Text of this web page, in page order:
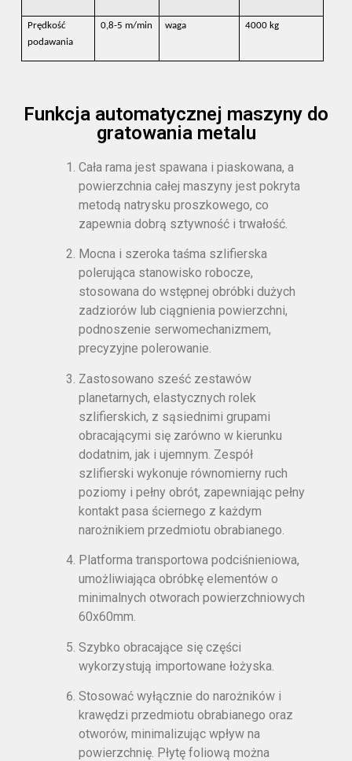
Prędkość
podawania
0,8-5 m/min waga 4000 kg
Funkcja automatycznej maszyny do
gratowania metalu
Cała rama jest spawana i piaskowana, a
powierzchnia całej maszyny jest pokryta
metodą natrysku proszkowego, co
zapewnia dobrą sztywność i trwałość.
Mocna i szeroka taśma szlifierska
polerująca stanowisko robocze,
stosowana do wstępnej obróbki dużych
zadziorów lub ciągnienia powierzchni,
podnoszenie serwomechanizmem,
precyzyjne polerowanie.
Zastosowano sześć zestawów
planetarnych, elastycznych rolek
szlifierskich, z sąsiednimi grupami
obracającymi się zarówno w kierunku
dodatnim, jak i ujemnym. Zespół
szlifierski wykonuje równomierny ruch
poziomy i pełny obrót, zapewniając pełny
kontakt pasa ściernego z każdym
narożnikiem przedmiotu obrabianego.
Platforma transportowa podciśnieniowa,
umożliwiająca obróbkę elementów o
minimalnych otworach powierzchniowych
60x60mm.
Szybko obracające się części
wykorzystują importowane łożyska.
Stosować wyłącznie do narożników i
krawędzi przedmiotu obrabianego oraz
otworów, minimalizując wpływ na
powierzchnię. Płytę foliową można